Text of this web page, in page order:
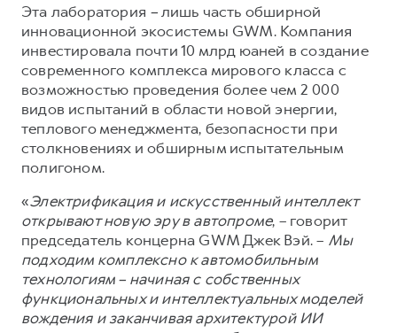
Эта лаборатория –лишь часть обширной
инновационной экосистемы GWM. Компания
инвестировала почти 10 млрд юаней в создание
современного комплекса мирового класса с
возможностью проведения более чем 2 000
видов испытаний в области новой энергии,
теплового менеджмента, безопасности при
столкновениях и обширным испытательным
полигоном.
«Электрификация и искусственный интеллект
открывают новую эру в автопроме, – говорит
председатель концерна GWM Джек Вэй. – Мы
подходим комплексно к автомобильным
технологиям – начиная с собственных
функциональных и интеллектуальных моделей
вождения и заканчивая архитектурой ИИ